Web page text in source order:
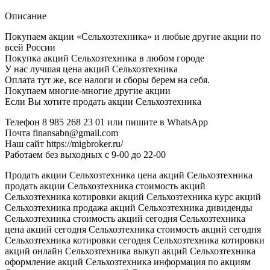
Описание
Покупаем акции «Сельхозтехника» и любые другие акции по
всей России
Покупка акций Сельхозтехника в любом городе
У нас лучшая цена акций Сельхозтехника
Оплата тут же, все налоги и сборы берем на себя.
Покупаем многие-многие другие акции
Если Вы хотите продать акции Сельхозтехника
Телефон 8 985 268 23 01 или пишите в WhatsApp
Почта finansabn@gmail.com
Наш сайт https://migbroker.ru/
Работаем без выходных с 9-00 до 22-00
Продать акции Сельхозтехника цена акций Сельхозтехника
продать акции Сельхозтехника стоимость акций
Сельхозтехника котировки акций Сельхозтехника курс акций
Сельхозтехника продажа акций Сельхозтехника дивиденды
Сельхозтехника стоимость акций сегодня Сельхозтехника
цена акций сегодня Сельхозтехника стоимость акций сегодня
Сельхозтехника котировки сегодня Сельхозтехника котировки
акций онлайн Сельхозтехника выкуп акций Сельхозтехника
оформление акций Сельхозтехника информация по акциям